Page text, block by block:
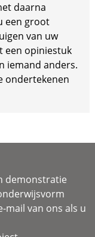
daarna
een groot
van uw
een opiniestuk
iemand anders.
ondertekenen
demonstratie
mail van ons als u